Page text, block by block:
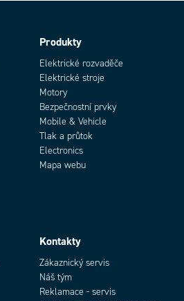
Produkty
Elektrické rozvaděče
Elektrické stroje
Motory
Bezpečnostní prvky
Mobile & Vehicle
Tlak a průtok
Electronics
Mapa webu
Kontakty
Zákaznický servis
Náš tým
Reklamace - servis